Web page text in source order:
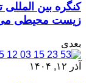
کنگره بین
زیست محیطی
بعدی
آذر ۱۲, ۱۴۰۴